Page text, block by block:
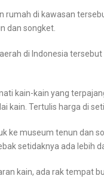
rumah di kawasan
dan songket.
di Indonesia
kain-kain yang
kain. Tertulis harga di
ke museum tenun dan
setidaknya ada lebih
kain, ada rak tempat